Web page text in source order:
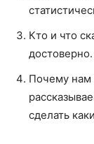
Кто и что
достоверно.
Почему нам
сделать